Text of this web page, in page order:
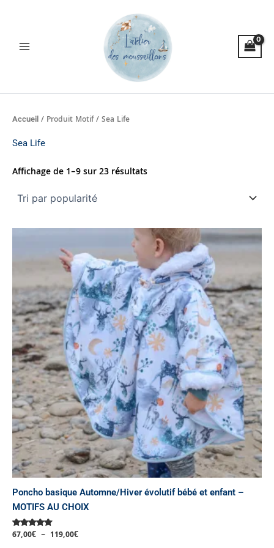
Accueil / Produit Motif / Sea Life
Sea Life
Affichage de 1–9 sur 23 résultats
popularité
Poncho basique Automne/Hiver évolutif bébé et enfant –
MOTIFS AU CHOIX
Note
5.00
67,00€ – 119,00€
prix :
67,00€
à
119,00€
Ce
produit
a
plusieurs
variations.
Les
options
peuvent
être
choisies
sur
la
page
du
produit